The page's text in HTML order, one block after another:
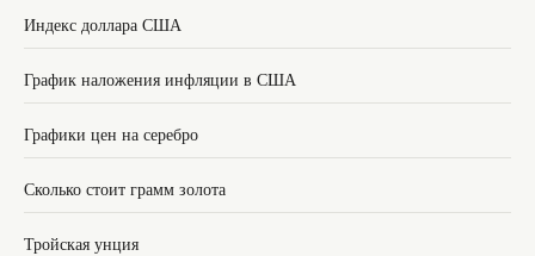
Индекс доллара США
График наложения инфляции в США
Графики цен на серебро
Сколько стоит грамм золота
Тройская унция